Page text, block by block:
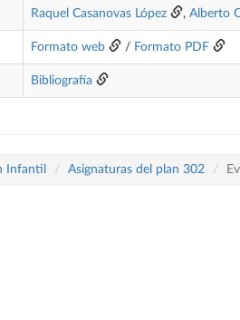
Raquel Casanovas López , Alberto
Formato web / Formato PDF
Bibliografía
Infantil Asignaturas del plan 302